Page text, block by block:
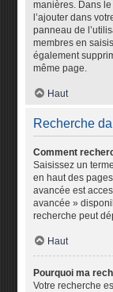
manières. Dans
l’ajouter dans
panneau de
membres en
également
même page.
Haut
Recherche
Comment
Saisissez un
en haut des
avancée est
avancée »
recherche peut
Haut
Pourquoi ma
Votre recherche